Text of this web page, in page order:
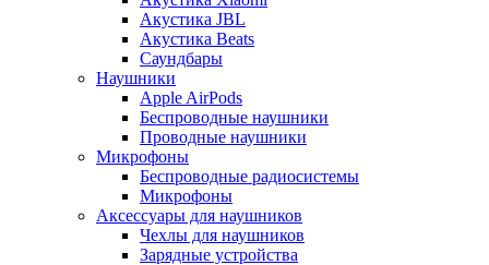
Акустика JBL
Акустика Beats
Саундбары
Наушники
Apple AirPods
Беспроводные наушники
Проводные наушники
Микрофоны
Беспроводные радиосистемы
Микрофоны
Аксессуары для наушников
Чехлы для наушников
Зарядные устройства